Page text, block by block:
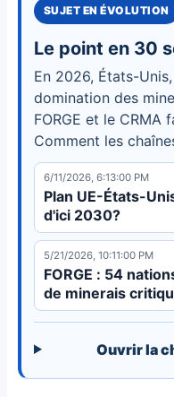
SUJET EN ÉVOLUTION
Le point en 30
En 2026, États-
domination des
FORGE et le CRMA
Comment les
façonnent la
6/11/2026, 6:13:00 PM
Plan UE-États-
d'ici 2030?
5/21/2026, 10:11:00 PM
FORGE : 54
de minerais
Ouvrir la